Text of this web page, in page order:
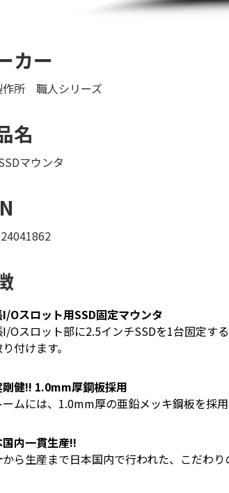
カー
所 職人シリーズ
名
マウンタ
Oスロット用SSD固定マウンタ
Oスロット部に2.5インチSSDを1台固定す
付けます。
剛健!! 1.0mm厚鋼板採用
ームには、1.0mm厚の亜鉛メッキ鋼板を採用
国内一貫生産!!
ら生産まで日本国内で行われた、こだわり